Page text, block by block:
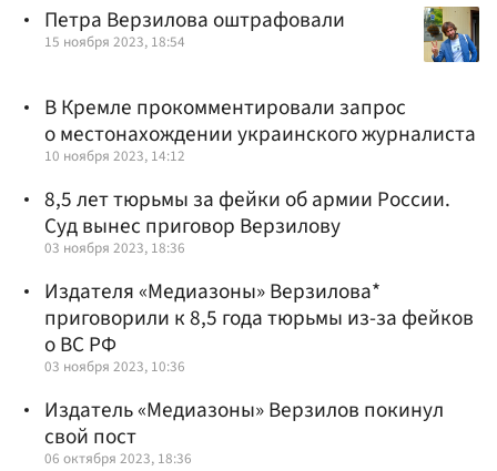
Петра Верзилова оштрафовали
15 ноября 2023, 18:54
В Кремле прокомментировали запрос
о местонахождении украинского журналиста
10 ноября 2023, 14:12
8,5 лет тюрьмы за фейки об армии России.
Суд вынес приговор Верзилову
03 ноября 2023, 18:36
Издателя «Медиазоны» Верзилова*
приговорили к 8,5 года тюрьмы из-за фейков
о ВС РФ
03 ноября 2023, 10:36
Издатель «Медиазоны» Верзилов покинул
свой пост
06 октября 2023, 18:36